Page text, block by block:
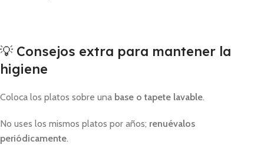
💡 Consejos extra para mantener la
higiene
Coloca los platos sobre una base o tapete lavable.
No uses los mismos platos por años; renuévalos
periódicamente.